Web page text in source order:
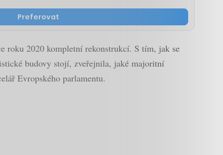
Preferovat
roku 2020 kompletní rekonstrukcí. S tím, jak se
budovy stojí, zveřejnila, jaké majoritní
Evropského parlamentu.